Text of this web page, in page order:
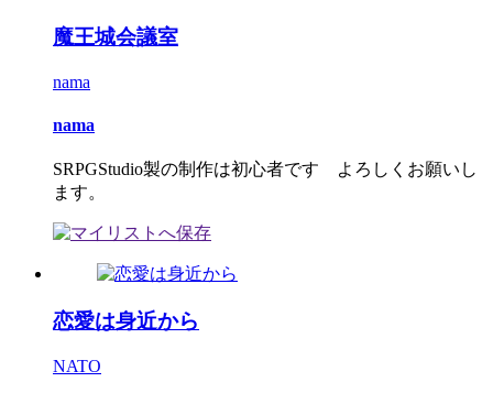
魔王城会議室
nama
nama
SRPGStudio製の制作は初心者です よろしくお願いし
ます。
恋愛は身近から
NATO